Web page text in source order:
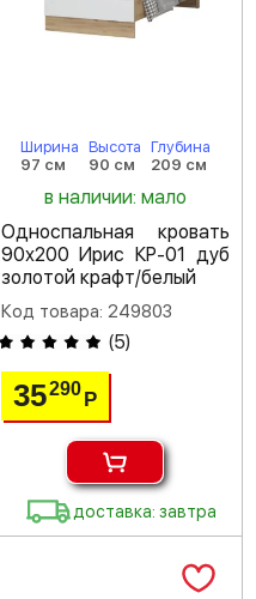
Ширина
97 см
Высота
90 см
Глубина
209 см
в наличии: мало
Односпальная кровать
90х200 Ирис КР-01 дуб
золотой крафт/белый
Код товара: 249803
(5)
35290 Р
доставка: завтра